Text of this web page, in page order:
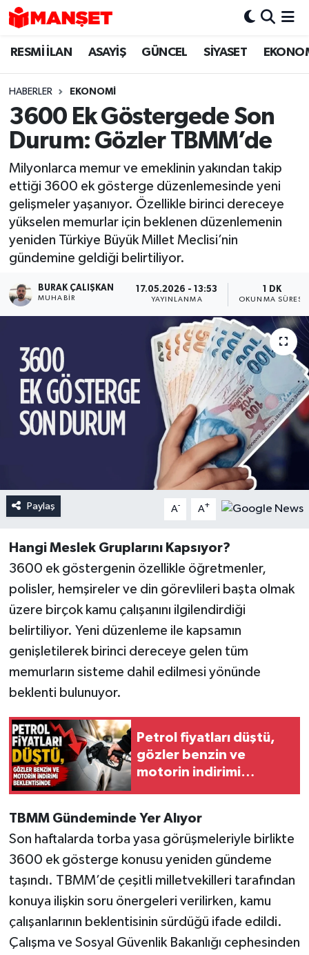
RESMİ İLAN ASAYİŞ GÜNCEL SİYASET
HABERLER EKONOMİ
3600 Ek Göstergede Son
Durum: Gözler TBMM’de
Milyonlarca memur ve emeklinin yakından takip
ettiği 3600 ek gösterge düzenlemesinde yeni
gelişmeler yaşanıyor. Özellikle birinci dereceye
yükselen memurlar için beklenen düzenlemenin
yeniden Türkiye Büyük Millet Meclisi’nin
gündemine geldiği belirtiliyor.
BURAK ÇALIŞKAN
MUHABIR
17.05.2026 - 13:53
YAYINLANMA
1 DK
OKUNMA SÜRESI
Paylaş A- A+
Hangi Meslek Gruplarını Kapsıyor?
3600 ek göstergenin özellikle öğretmenler,
polisler, hemşireler ve din görevlileri başta olmak
üzere birçok kamu çalışanını ilgilendirdiği
belirtiliyor. Yeni düzenleme ile kapsamın
genişletilerek birinci dereceye gelen tüm
memurların sisteme dahil edilmesi yönünde
beklenti bulunuyor.
Petrol fiyatları düştü,
gözler benzin ve
motorin indirimi
TBMM Gündeminde Yer Alıyor
Son haftalarda torba yasa görüşmeleriyle birlikte
3600 ek gösterge konusu yeniden gündeme
taşındı. TBMM’de çeşitli milletvekilleri tarafından
konuya ilişkin soru önergeleri verilirken, kamu
çalışanlarının beklentisinin sürdüğü ifade edildi.
Çalışma ve Sosyal Güvenlik Bakanlığı cephesinden
Hava Durumu
Trafik Durumu
Süper Lig Puan Durumu ve Fikstür
Son Dakika Haberleri
Haber Arşivi